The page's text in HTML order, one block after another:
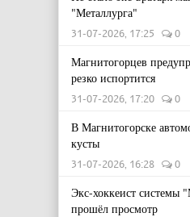
"Металлурга"
31-07-2026, 17:25 0
Магнитогорцев
резко испортится
31-07-2026, 17:20 0
В Магнитогорске
кусты
31-07-2026, 16:28 0
Экс-хоккеист системы
прошёл просмотр